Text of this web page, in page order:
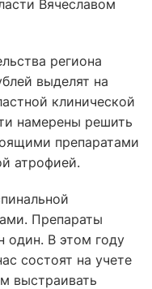
Вячеславом
региона
выделят на
клинической
намерены решить
препаратами
атрофией.
Препараты
один. В этом году
состоят на учете
выстраивать